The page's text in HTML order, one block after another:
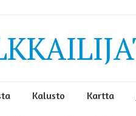
Kalusto Kartta